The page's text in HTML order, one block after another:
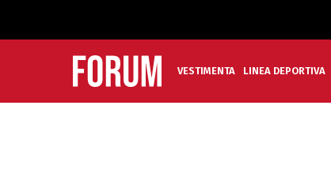
VESTIMENTA LINEA DEPORTIVA